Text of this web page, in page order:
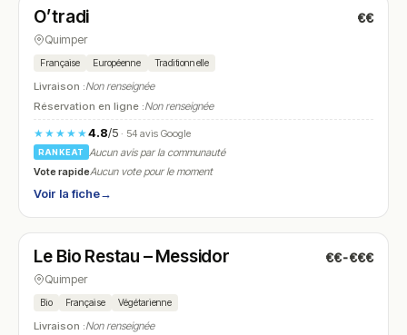
N° 24
O’tradi €€
Quimper
Française Européenne Traditionnelle
Livraison :Non renseignée
Réservation en ligne :Non renseignée
★★★★★4.8/5· 54 avis Google
RANKEAT
Aucun avis par la communauté
Vote rapideAucun vote pour le moment
Voir la fiche→
N° 25
Le Bio Restau – Messidor €€-€€€
Quimper
Bio Française Végétarienne
Livraison :Non renseignée